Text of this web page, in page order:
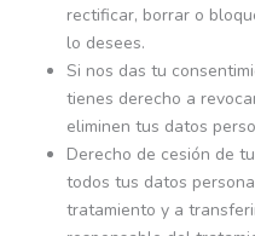
rectificar, borrar o
lo desees.
Si nos das tu
tienes derecho a
eliminen tus datos
Derecho de cesión de
todos tus datos
tratamiento y a